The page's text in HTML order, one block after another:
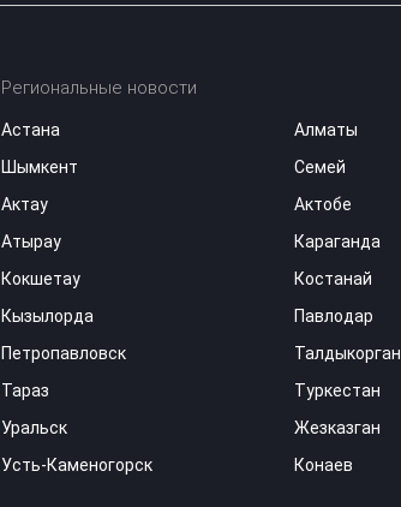
Региональные новости
Астана
Алматы
Шымкент
Семей
Актау
Актобе
Атырау
Караганда
Кокшетау
Костанай
Кызылорда
Павлодар
Петропавловск
Талдыкорган
Тараз
Туркестан
Уральск
Жезказган
Усть-Каменогорск
Конаев